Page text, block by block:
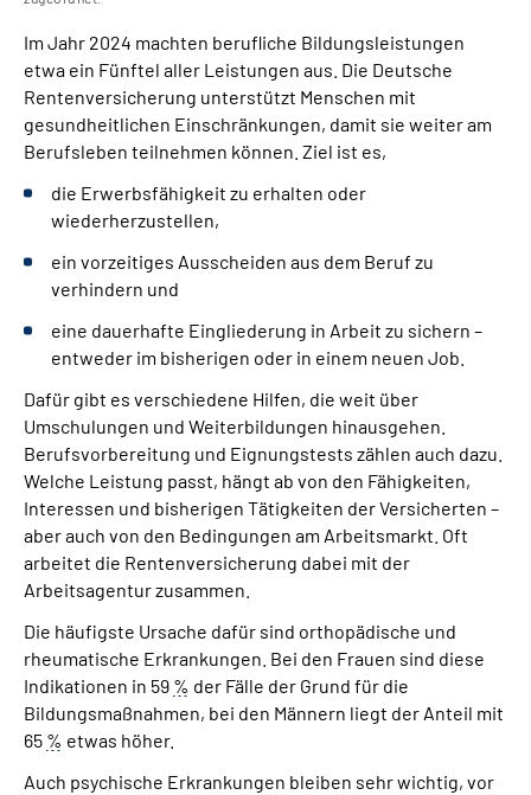
Im Jahr 2024 machten berufliche Bildungsleistungen
etwa ein Fünftel aller Leistungen aus. Die Deutsche
Rentenversicherung unterstützt Menschen mit
gesundheitlichen Einschränkungen, damit sie weiter am
Berufsleben teilnehmen können. Ziel ist es,
die Erwerbsfähigkeit zu erhalten oder
wiederherzustellen,
ein vorzeitiges Ausscheiden aus dem Beruf zu
verhindern und
eine dauerhafte Eingliederung in Arbeit zu sichern –
entweder im bisherigen oder in einem neuen Job.
Dafür gibt es verschiedene Hilfen, die weit über
Umschulungen und Weiterbildungen hinausgehen.
Berufsvorbereitung und Eignungstests zählen auch dazu.
Welche Leistung passt, hängt ab von den Fähigkeiten,
Interessen und bisherigen Tätigkeiten der Versicherten –
aber auch von den Bedingungen am Arbeitsmarkt. Oft
arbeitet die Rentenversicherung dabei mit der
Arbeitsagentur zusammen.
Die häufigste Ursache dafür sind orthopädische und
rheumatische Erkrankungen. Bei den Frauen sind diese
Indikationen in 59 % der Fälle der Grund für die
Bildungsmaßnahmen, bei den Männern liegt der Anteil mit
65 % etwas höher.
Auch psychische Erkrankungen bleiben sehr wichtig, vor